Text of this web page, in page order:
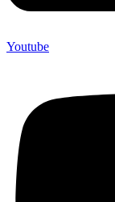
Youtube